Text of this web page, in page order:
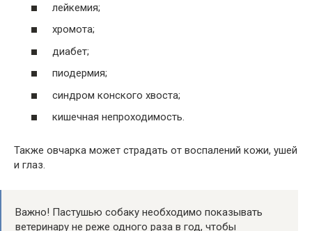
лейкемия;
хромота;
диабет;
пиодермия;
синдром конского хвоста;
кишечная непроходимость.
Также овчарка может страдать от воспалений кожи, ушей
и глаз.
Важно! Пастушью собаку необходимо показывать
ветеринару не реже одного раза в год, чтобы